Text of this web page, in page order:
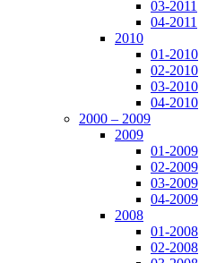
03-2011
04-2011
2010
01-2010
02-2010
03-2010
04-2010
2000 – 2009
2009
01-2009
02-2009
03-2009
04-2009
2008
01-2008
02-2008